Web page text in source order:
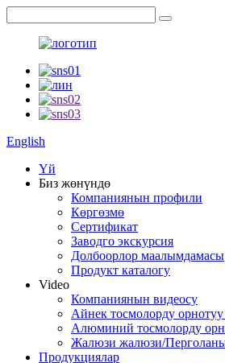
English
Үй
Биз жөнүндө
Компаниянын профили
Көргөзмө
Сертификат
Заводго экскурсия
Долбоорлор маалымдамасы
Продукт каталогу
Video
Компаниянын видеосу
Айнек тосмолорду
Алюминий тосмолорду
Жалюзи жалюзи/
Продукциялар